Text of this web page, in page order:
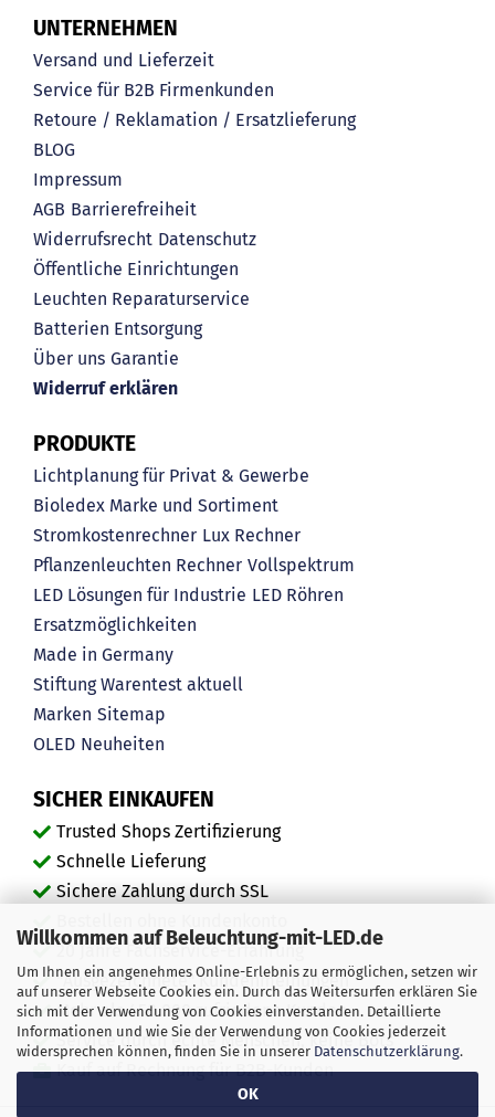
Willkommen auf Beleuchtung-mit-LED.de
Um Ihnen ein angenehmes Online-Erlebnis zu ermöglichen, setzen wir
auf unserer Webseite Cookies ein. Durch das Weitersurfen erklären Sie
sich mit der Verwendung von Cookies einverstanden. Detaillierte
Informationen und wie Sie der Verwendung von Cookies jederzeit
widersprechen können, finden Sie in unserer Datenschutzerklärung.
OK
UNTERNEHMEN
Versand und Lieferzeit
Service für B2B Firmenkunden
Retoure / Reklamation / Ersatzlieferung
BLOG
Impressum
AGB Barrierefreiheit
Widerrufsrecht Datenschutz
Öffentliche Einrichtungen
Leuchten Reparaturservice
Batterien Entsorgung
Über uns Garantie
Widerruf erklären
PRODUKTE
Lichtplanung für Privat & Gewerbe
Bioledex Marke und Sortiment
Stromkostenrechner Lux Rechner
Pflanzenleuchten Rechner Vollspektrum
LED Lösungen für Industrie LED Röhren
Ersatzmöglichkeiten
Made in Germany
Stiftung Warentest aktuell
Marken Sitemap
OLED Neuheiten
SICHER EINKAUFEN
Trusted Shops Zertifizierung
Schnelle Lieferung
Sichere Zahlung durch SSL
20 Jahre Fachservice-Erfahrung
"Ausgezeichnete" Kundenmeinungen
Mehr als 450.000 zufriedene Kunden
Service durch echte Menschen, keine Bots
Kauf auf Rechnung für B2B-Kunden